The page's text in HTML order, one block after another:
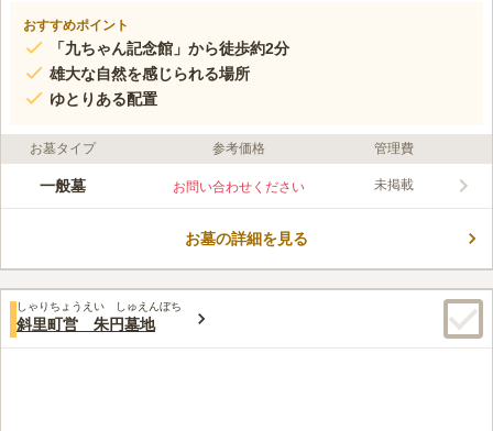
おすすめポイント
「九ちゃん記念館」から徒歩約2分
雄大な自然を感じられる場所
ゆとりある配置
お墓タイプ 参考価格 管理費
一般墓 お問い合わせください 未掲載
お墓の詳細を見る
しゃりちょうえい しゅえんぼち
斜里町営 朱円墓地